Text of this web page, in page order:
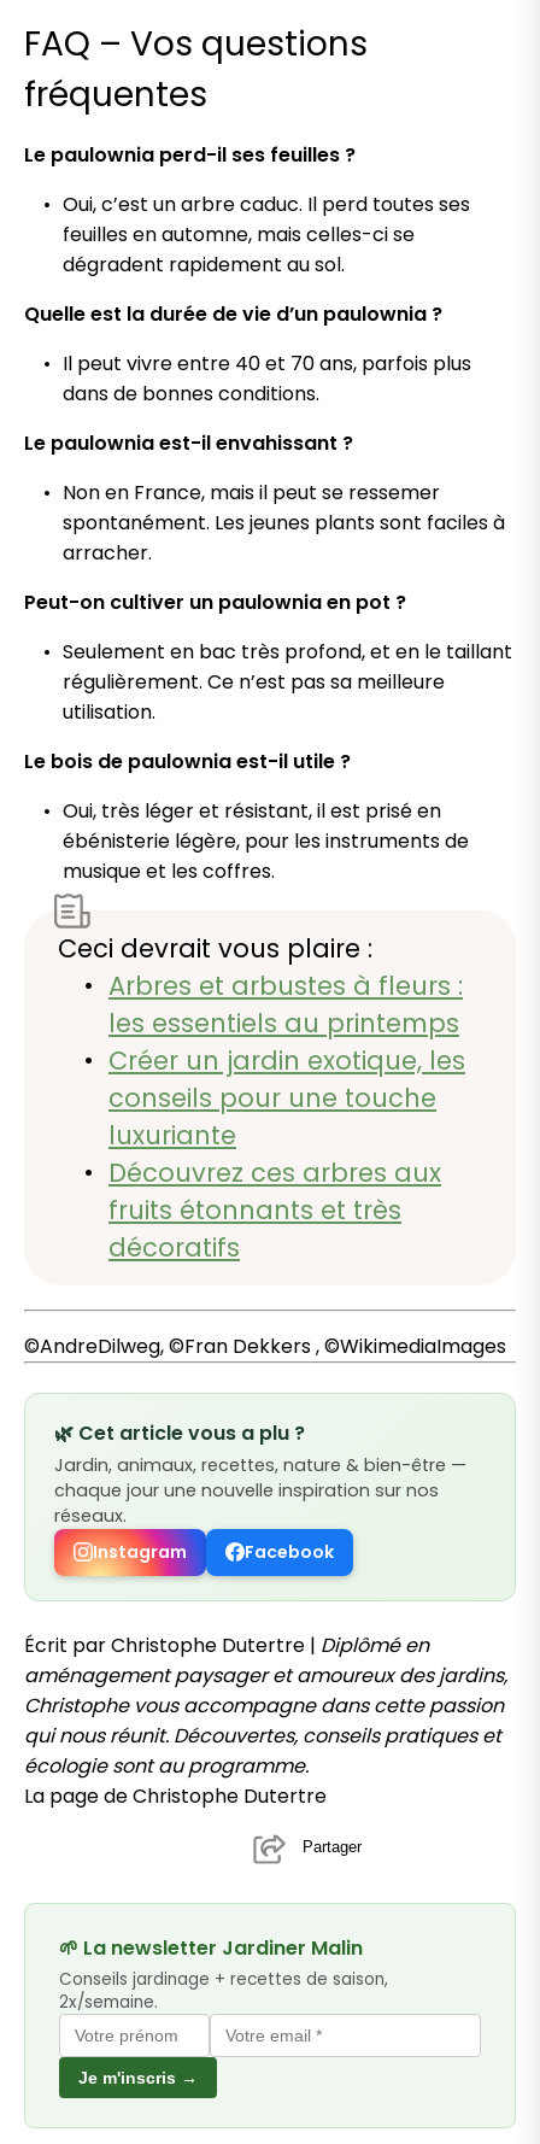
FAQ – Vos questions
fréquentes
Le paulownia perd-il ses feuilles ?
Oui, c’est un arbre caduc. Il perd toutes ses
feuilles en automne, mais celles-ci se
dégradent rapidement au sol.
Quelle est la durée de vie d’un paulownia ?
Il peut vivre entre 40 et 70 ans, parfois plus
dans de bonnes conditions.
Le paulownia est-il envahissant ?
Non en France, mais il peut se ressemer
spontanément. Les jeunes plants sont faciles à
arracher.
Peut-on cultiver un paulownia en pot ?
Seulement en bac très profond, et en le taillant
régulièrement. Ce n’est pas sa meilleure
utilisation.
Le bois de paulownia est-il utile ?
Oui, très léger et résistant, il est prisé en
ébénisterie légère, pour les instruments de
musique et les coffres.
Ceci devrait vous plaire :
Arbres et arbustes à fleurs :
les essentiels au printemps
Créer un jardin exotique, les
conseils pour une touche
luxuriante
Découvrez ces arbres aux
fruits étonnants et très
décoratifs
©AndreDilweg, ©Fran Dekkers , ©WikimediaImages
🌿 Cet article vous a plu ?
Jardin, animaux, recettes, nature & bien-être —
chaque jour une nouvelle inspiration sur nos
réseaux.
Instagram
Facebook
Écrit par Christophe Dutertre | Diplômé en
aménagement paysager et amoureux des jardins,
Christophe vous accompagne dans cette passion
qui nous réunit. Découvertes, conseils pratiques et
écologie sont au programme.
La page de Christophe Dutertre
Partager
🌱 La newsletter Jardiner Malin
Conseils jardinage + recettes de saison,
2x/semaine.
Je m'inscris →